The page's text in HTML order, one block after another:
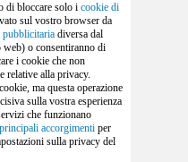
di bloccare solo i cookie di
sul vostro browser da
pubblicitaria diversa dal
o consentiranno di
i cookie che non
relative alla privacy.
ma questa operazione
sulla vostra esperienza
che funzionano
principali accorgimenti per
sulla privacy del